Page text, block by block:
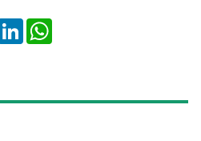
LinkedIn